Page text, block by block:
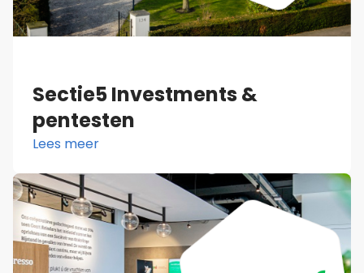
Sectie5 Investments &
pentesten
Lees meer